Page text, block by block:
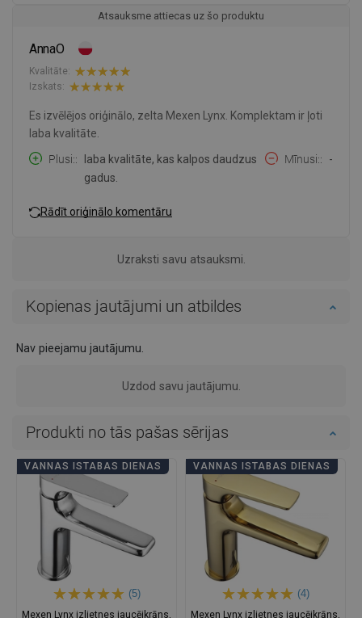
Atsauksme attiecas uz šo produktu
AnnaO
Kvalitāte:
Izskats:
Es izvēlējos oriģinālo, zelta Mexen Lynx. Komplektam ir ļoti
laba kvalitāte.
Plusi:
laba kvalitāte, kas kalpos daudzus
gadus.
Mīnusi: -
Rādīt oriģinālo komentāru
Uzraksti savu atsauksmi.
Kopienas jautājumi un atbildes
Nav pieejamu jautājumu.
Uzdod savu jautājumu.
Produkti no tās pašas sērijas
VANNAS ISTABAS DIENAS
(5)
Mexen Lynx izlietnes jaucējkrāns,
VANNAS ISTABAS DIENAS
(4)
Mexen Lynx izlietnes jaucējkrāns,